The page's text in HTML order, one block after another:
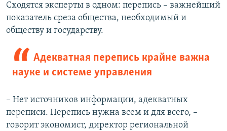
Сходятся эксперты в одном: перепись – важнейший
показатель среза общества, необходимый и
обществу и государству.
Адекватная перепись крайне важна
науке и системе управления
– Нет источников информации, адекватных
переписи. Перепись нужна всем и для всего, –
говорит экономист, директор региональной